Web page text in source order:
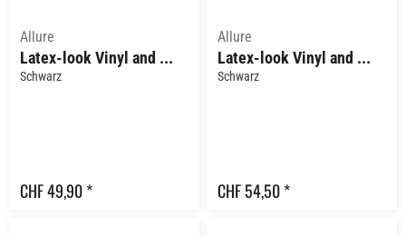
Allure
Latex-look Vinyl and Mesh Bolero Cape with Trim...
Schwarz
CHF 49,90 *
Allure
Latex-look Vinyl and Mesh Crop Top Bralette and...
Schwarz
CHF 54,50 *